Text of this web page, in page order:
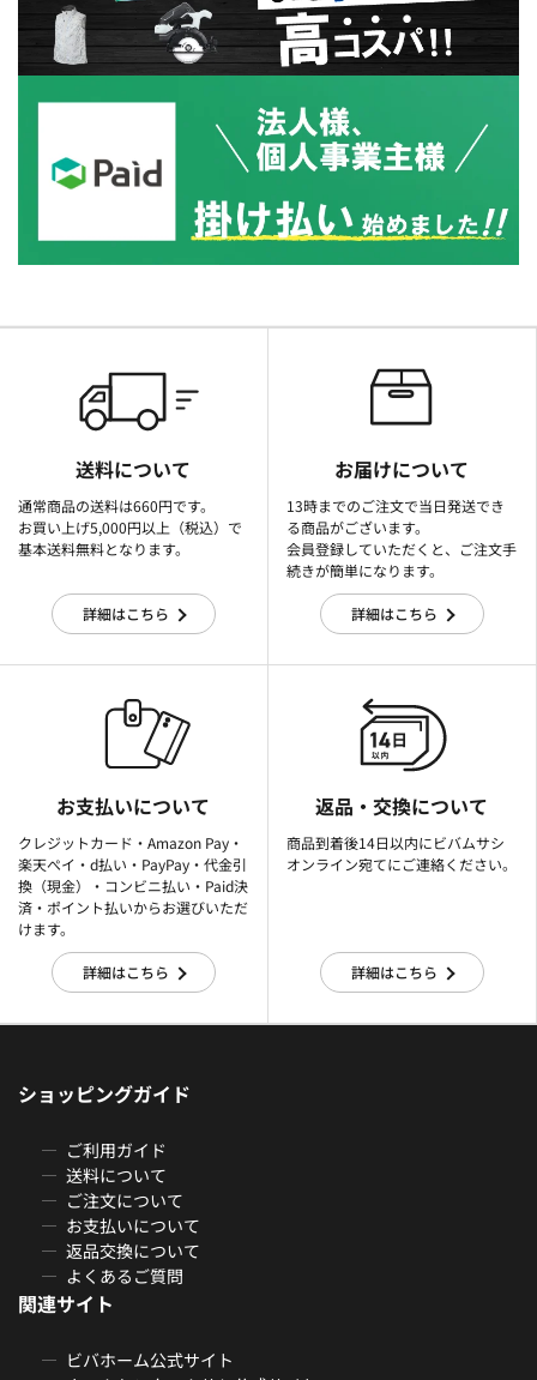
送料について
通常商品の送料は660円です。
お買い上げ5,000円以上（税込）で
基本送料無料となります。
詳細はこちら
お届けについて
13時までのご注文で当日発送でき
る商品がございます。
会員登録していただくと、ご注文手
続きが簡単になります。
詳細はこちら
お支払いについて
クレジットカード・Amazon Pay・
楽天ぺイ・d払い・PayPay・代金引
換（現金）・コンビニ払い・Paid決
済・ポイント払いからお選びいただ
けます。
詳細はこちら
返品・交換について
商品到着後14日以内にビバムサシ
オンライン宛てにご連絡ください。
詳細はこちら
ショッピングガイド
ご利用ガイド
送料について
ご注文について
お支払いについて
返品交換について
よくあるご質問
関連サイト
ビバホーム公式サイト